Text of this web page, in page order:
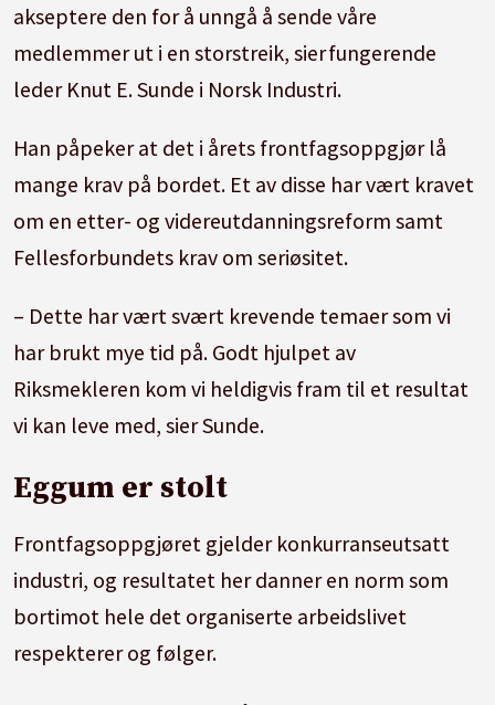
akseptere den for å unngå å sende våre
medlemmer ut i en storstreik, sier fungerende
leder Knut E. Sunde i Norsk Industri.
Han påpeker at det i årets frontfagsoppgjør lå
mange krav på bordet. Et av disse har vært kravet
om en etter- og videreutdanningsreform samt
Fellesforbundets krav om seriøsitet.
– Dette har vært svært krevende temaer som vi
har brukt mye tid på. Godt hjulpet av
Riksmekleren kom vi heldigvis fram til et resultat
vi kan leve med, sier Sunde.
Eggum er stolt
Frontfagsoppgjøret gjelder konkurranseutsatt
industri, og resultatet her danner en norm som
bortimot hele det organiserte arbeidslivet
respekterer og følger.